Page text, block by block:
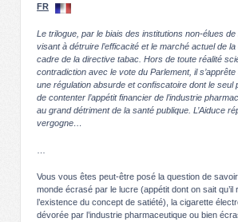
FR
Le trilogue, par le biais des institutions non-élues de
visant à détruire l’efficacité et le marché actuel de
cadre de la directive tabac. Hors de toute réalité
contradiction avec le vote du Parlement, il
une régulation absurde et confiscatoire dont le seul
de contenter l’appétit financier de l’industrie
au grand détriment de la santé publique. L’Aiduce
vergogne…
Vous vous êtes peut-être posé la question de
monde écrasé par le lucre (appétit dont on sait qu’il
l’existence du concept de satiété), la cigarette
dévorée par l’industrie pharmaceutique ou bien